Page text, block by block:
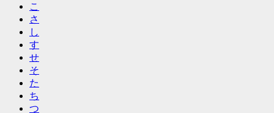
こ
さ
し
す
せ
そ
た
ち
つ